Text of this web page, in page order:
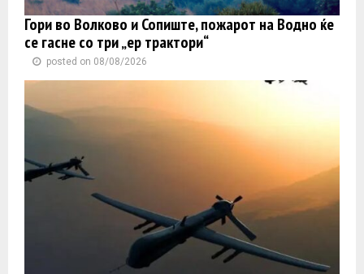
Гори во Волково и Сопиште, пожарот на Водно ќе
се гасне со три „ер трактори“
posted on 08/08/2026